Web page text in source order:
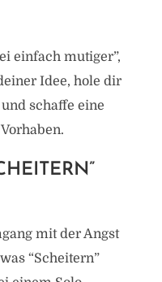
einfach mutiger”,
Idee, hole dir
schaffe eine
mit der Angst
“Scheitern”